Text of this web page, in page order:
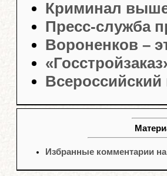
Криминал
Пресс-служба
Вороненков –
Избранные комментарии